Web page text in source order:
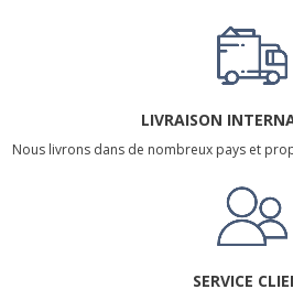
LIVRAISON
Nous livrons dans de nombreux pays et
SERVICE